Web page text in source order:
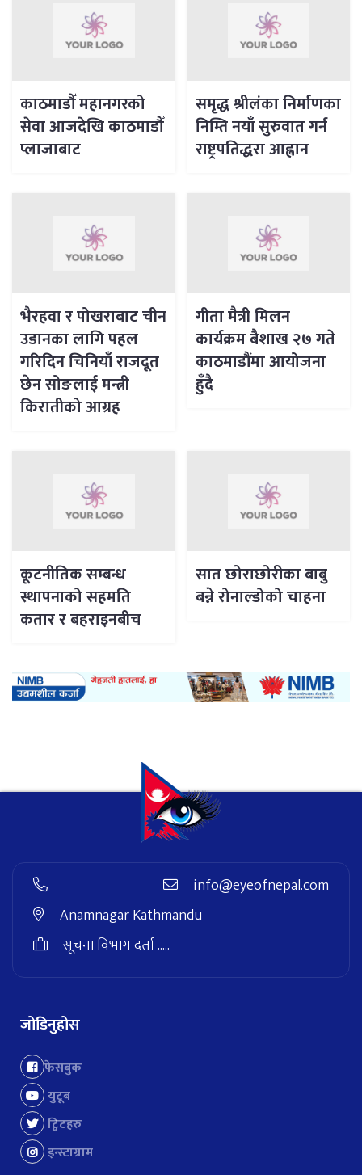
काठमाडौँ महानगरको
सेवा आजदेखि काठमाडौँ
प्लाजाबाट
समृद्ध श्रीलंका निर्माणका
निम्ति नयाँ सुरुवात गर्न
राष्ट्रपतिद्धरा आह्वान
भैरहवा र पोखराबाट चीन
उडानका लागि पहल
गरिदिन चिनियाँ राजदूत
छेन सोङलाई मन्त्री
किरातीको आग्रह
गीता मैत्री मिलन
कार्यक्रम बैशाख २७ गते
काठमाडौंमा आयोजना
हुँदै
कूटनीतिक सम्बन्ध
स्थापनाको सहमति
कतार र बहराइनबीच
सात छोराछोरीका बाबु
बन्ने रोनाल्डोको चाहना
info@eyeofnepal.com
Anamnagar Kathmandu
सूचना विभाग दर्ता .....
जोडिनुहोस
फेसबुक
युटूब
ट्विटहरु
इन्स्टाग्राम